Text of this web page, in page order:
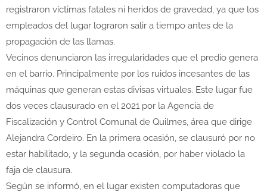
registraron víctimas fatales ni heridos de gravedad, ya que los
empleados del lugar lograron salir a tiempo antes de la
propagación de las llamas.
Vecinos denunciaron las irregularidades que el predio genera
en el barrio. Principalmente por los ruidos incesantes de las
máquinas que generan estas divisas virtuales. Este lugar fue
dos veces clausurado en el 2021 por la Agencia de
Fiscalización y Control Comunal de Quilmes, área que dirige
Alejandra Cordeiro. En la primera ocasión, se clausuró por no
estar habilitado, y la segunda ocasión, por haber violado la
faja de clausura.
Según se informó, en el lugar existen computadoras que